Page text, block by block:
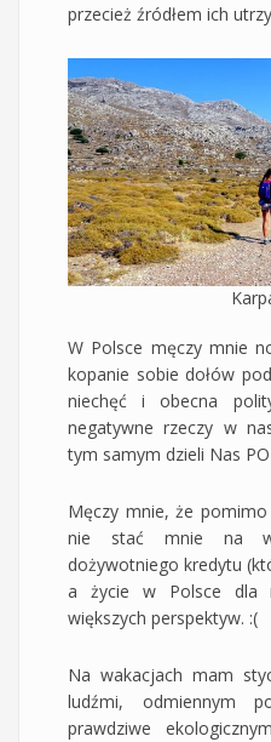
przecież źródłem ich
W Polsce męczy mnie
kopanie sobie dołów
niechęć i obecna
negatywne rzeczy w
tym samym dzieli Nas
Męczy mnie, że
nie stać mnie na
dożywotniego kredytu
a życie w Polsce dla
większych perspektyw. :(
Na wakacjach mam
ludźmi, odmiennym
prawdziwe